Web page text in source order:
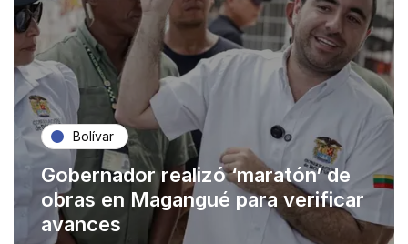
Bolívar
Gobernador realizó ‘maratón’ de
obras en Magangué para verificar
avances